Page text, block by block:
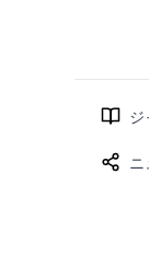
ジ
ニ